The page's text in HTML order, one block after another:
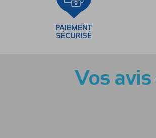
PAIEMENT
SÉCURISÉ
Vos avis